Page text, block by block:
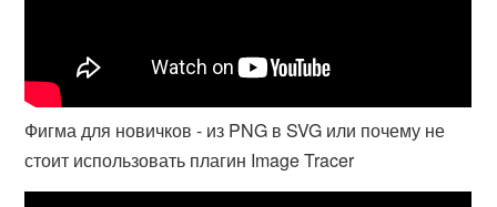
Фигма для новичков - из PNG в SVG или почему не
стоит использовать плагин Image Tracer